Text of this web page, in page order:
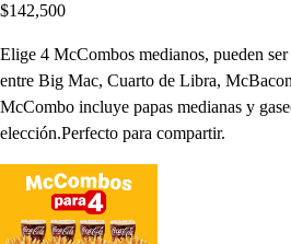
$142,500
Elige 4 McCombos medianos, pueden
entre Big Mac, Cuarto de Libra,
McCombo incluye papas medianas y
elección.Perfecto para compartir.